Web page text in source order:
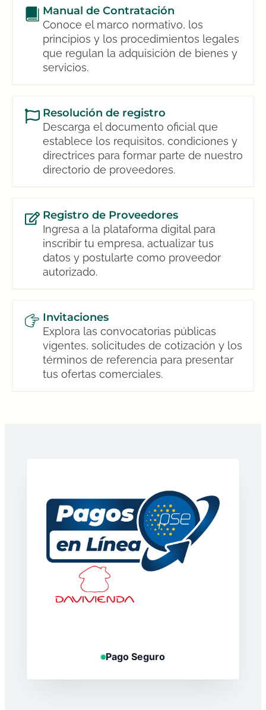
Manual de Contratación
Conoce el marco normativo, los
principios y los procedimientos legales
que regulan la adquisición de bienes y
servicios.
Resolución de registro
Descarga el documento oficial que
establece los requisitos, condiciones y
directrices para formar parte de nuestro
directorio de proveedores.
Registro de Proveedores
Ingresa a la plataforma digital para
inscribir tu empresa, actualizar tus
datos y postularte como proveedor
autorizado.
Invitaciones
Explora las convocatorias públicas
vigentes, solicitudes de cotización y los
términos de referencia para presentar
tus ofertas comerciales.
Pago Seguro